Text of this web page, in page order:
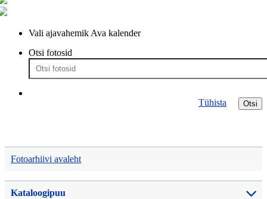
Vali ajavahemik Ava kalender
Otsi fotosid
Otsi
Tühista
Fotoarhiivi avaleht
Kataloogipuu